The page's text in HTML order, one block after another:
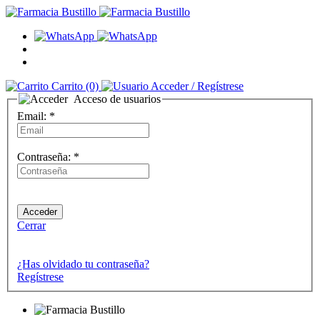
Carrito (0) Acceder / Regístrese
Acceso de usuarios
Email: *
Contraseña: *
Cerrar
¿Has olvidado tu contraseña?
Regístrese